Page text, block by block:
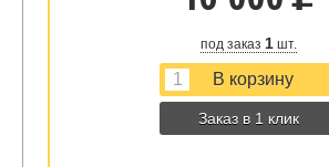
под заказ 1шт.
Заказ в 1 клик